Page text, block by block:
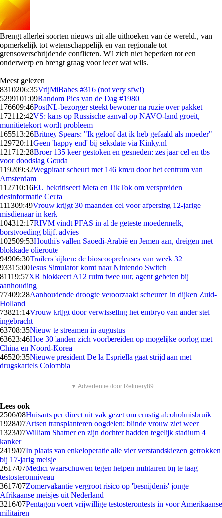
Brengt allerlei soorten nieuws uit alle uithoeken van de wereld., van
opmerkelijk tot wetenschappelijk en van regionale tot
grensoverschrijdende conflicten. Wil zich niet beperken tot een
onderwerp en brengt graag voor ieder wat wils.
Meest gelezen
8310206:35VrijMiBabes #316 (not very sfw!)
5299101:09Random Pics van de Dag #1980
176609:46PostNL-bezorger steekt bewoner na ruzie over pakket
172112:42VS: kans op Russische aanval op NAVO-land groeit,
munitietekort wordt probleem
165513:26Britney Spears: "Ik geloof dat ik heb gefaald als moeder"
129720:11Geen 'happy end' bij seksdate via Kinky.nl
121712:28Broer 135 keer gestoken en gesneden: zes jaar cel en tbs
voor doodslag Gouda
119209:32Wegpiraat scheurt met 146 km/u door het centrum van
Amsterdam
112710:16EU bekritiseert Meta en TikTok om verspreiden
desinformatie Ceuta
111309:49Vrouw krijgt 30 maanden cel voor afpersing 12-jarige
misdienaar in kerk
104312:17RIVM vindt PFAS in al de geteste moedermelk,
borstvoeding blijft advies
102509:53Houthi's vallen Saoedi-Arabië en Jemen aan, dreigen met
blokkade olieroute
94906:30Trailers kijken: de bioscoopreleases van week 32
93315:00Jesus Simulator komt naar Nintendo Switch
81119:57XR blokkeert A12 ruim twee uur, agent gebeten bij
aanhouding
77409:28Aanhoudende droogte veroorzaakt scheuren in dijken Zuid-
Holland
73821:14Vrouw krijgt door verwisseling het embryo van ander stel
ingebracht
63708:35Nieuw te streamen in augustus
63623:46Hoe 30 landen zich voorbereiden op mogelijke oorlog met
China en Noord-Korea
46520:35Nieuwe president De la Espriella gaat strijd aan met
drugskartels Colombia
▼ Advertentie door Refinery89
Lees ook
2506/08Huisarts per direct uit vak gezet om ernstig alcoholmisbruik
1928/07Artsen transplanteren oogdelen: blinde vrouw ziet weer
1323/07William Shatner en zijn dochter hadden tegelijk stadium 4
kanker
2419/07In plaats van enkeloperatie alle vier verstandskiezen getrokken
bij 17-jarig meisje
2617/07Medici waarschuwen tegen helpen militairen bij te laag
testosteronniveau
3617/07Zomervakantie vergroot risico op 'besnijdenis' jonge
Afrikaanse meisjes uit Nederland
3216/07Pentagon voert vrijwillige testosterontests in voor Amerikaanse
militairen